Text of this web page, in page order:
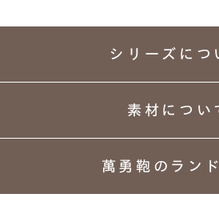
シリーズにつ
素材につい
萬勇鞄のラン